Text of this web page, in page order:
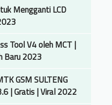
Mengganti LCD
Tool V4 oleh MCT |
Baru 2023
GSM SULTENG
| Gratis | Viral 2022